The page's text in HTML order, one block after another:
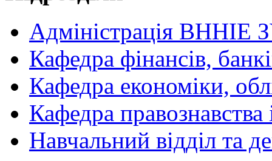
Адміністрація ВННІЕ
Кафедра фінансів,
Кафедра економіки,
Кафедра
Навчальний відділ та